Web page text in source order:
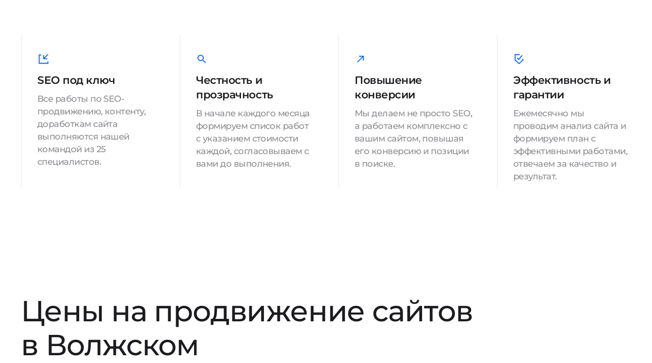
SEO под ключ
Все работы по SEO-
продвижению, контенту,
доработкам сайта
выполняются нашей
командой из 25
специалистов.
Честность и
прозрачность
В начале каждого месяца
формируем список работ
с указанием стоимости
каждой, согласовываем с
вами до выполнения.
Повышение
конверсии
Мы делаем не просто SEO,
а работаем комплексно с
вашим сайтом, повышая
его конверсию и позиции
в поиске.
Эффективность и
гарантии
Ежемесячно мы
проводим анализ сайта и
формируем план с
эффективными работами,
отвечаем за качество и
результат.
Цены на продвижение сайтов
в Волжском